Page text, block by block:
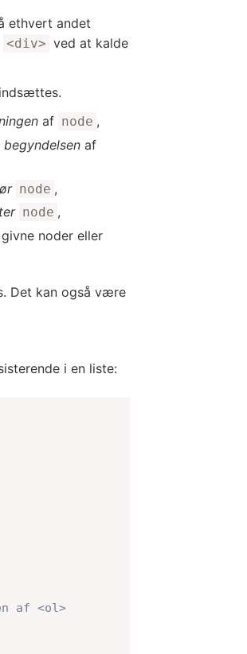
ethvert andet
<div> ved at kalde
af node ,
begyndelsen af
node ,
node ,
noder eller
Det kan også være
i en liste:
af <ol>